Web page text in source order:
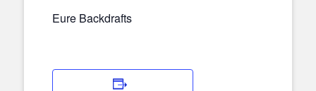
Eure Backdrafts